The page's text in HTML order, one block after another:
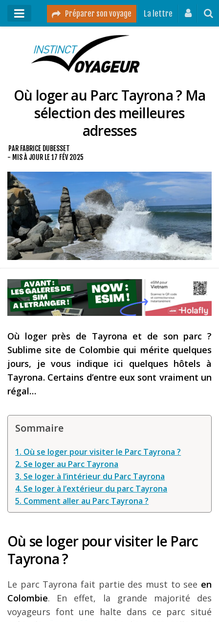
Préparer son voyage La lettre
Mon podcast
Destinations
Mes ressources pour voyager
A propos
Mon journal de bord sur Instagram
Blog voyage
Les derniers articles
Podcast
Destinations
LA LETTRE
Sites utiles
Réserver un vol !
Le logement en voyage
Louer une voiture !
Mes guides voyage
L’auteur
Où loger au Parc Tayrona ? Ma
sélection des meilleures
adresses
PAR FABRICE DUBESSET
- MIS À JOUR LE17 FÉV 2025
Où loger près de Tayrona et de son parc ?
Sublime site de Colombie qui mérite quelques
jours, je vous indique ici quelques hôtels à
Tayrona. Certains d’entre eux sont vraiment un
régal…
Sommaire
1. Où se loger pour visiter le Parc Tayrona ?
2. Se loger au Parc Tayrona
3. Se loger à l’intérieur du Parc Tayrona
4. Se loger à l’extérieur du parc Tayrona
5. Comment aller au Parc Tayrona ?
Où se loger pour visiter le Parc
Tayrona ?
Le parc Tayrona fait partie des must to see en
Colombie. En effet, la grande majorité des
voyageurs font une halte dans ce parc situé